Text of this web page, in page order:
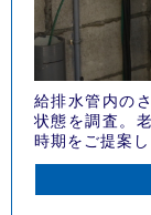
給排水管内の
状態を調査。
時期をご提案し